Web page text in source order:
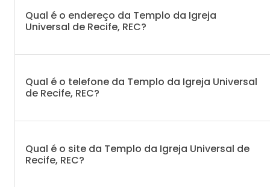
Qual é o endereço da Templo da Igreja
Universal de Recife, REC?
Qual é o telefone da Templo da Igreja Universal
de Recife, REC?
Qual é o site da Templo da Igreja Universal de
Recife, REC?